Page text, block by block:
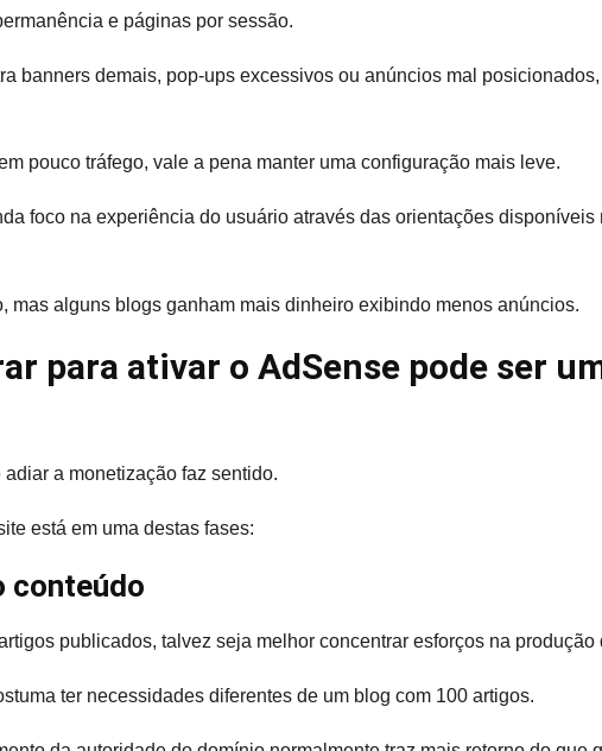
e páginas por sessão.
banners demais, pop-ups excessivos ou anúncios mal
pouco tráfego, vale a pena manter uma configuração mais leve.
foco na experiência do usuário através das orientações disponíveis
mas alguns blogs ganham mais dinheiro exibindo menos anúncios.
para ativar o AdSense pode ser
a monetização faz sentido.
está em uma destas fases:
conteúdo
publicados, talvez seja melhor concentrar esforços na produção
ter necessidades diferentes de um blog com 100 artigos.